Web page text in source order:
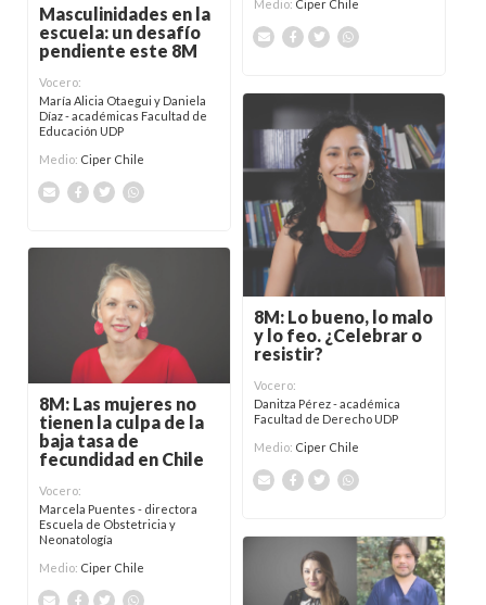
Medio: Ciper Chile
Masculinidades en la
escuela: un desafío
pendiente este 8M
Vocero:
María Alicia Otaegui y Daniela
Díaz - académicas Facultad de
Educación UDP
Medio: Ciper Chile
8M: Lo bueno, lo malo
y lo feo. ¿Celebrar o
resistir?
Vocero:
Danitza Pérez - académica
Facultad de Derecho UDP
Medio: Ciper Chile
8M: Las mujeres no
tienen la culpa de la
baja tasa de
fecundidad en Chile
Vocero:
Marcela Puentes - directora
Escuela de Obstetricia y
Neonatología
Medio: Ciper Chile